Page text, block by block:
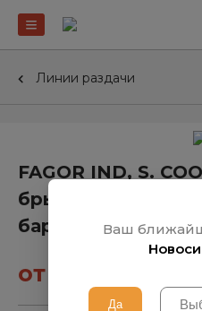
Линии раздачи
FAGOR IND, S.
брызгозащитное
бара
от 808₽
Ваш